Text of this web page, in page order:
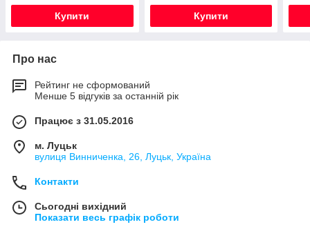
Купити Купити
Про нас
Рейтинг не сформований
Менше 5 відгуків за останній рік
Працює з 31.05.2016
м. Луцьк
вулиця Винниченка, 26, Луцьк, Україна
Контакти
Сьогодні вихідний
Показати весь графік роботи